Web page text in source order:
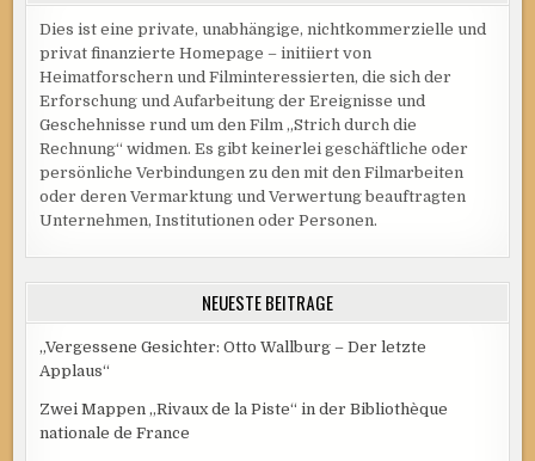
Dies ist eine private, unabhängige, nichtkommerzielle und
privat finanzierte Homepage – initiiert von
Heimatforschern und Filminteressierten, die sich der
Erforschung und Aufarbeitung der Ereignisse und
Geschehnisse rund um den Film „Strich durch die
Rechnung“ widmen. Es gibt keinerlei geschäftliche oder
persönliche Verbindungen zu den mit den Filmarbeiten
oder deren Vermarktung und Verwertung beauftragten
Unternehmen, Institutionen oder Personen.
NEUESTE BEITRÄGE
„Vergessene Gesichter: Otto Wallburg – Der letzte
Applaus“
Zwei Mappen „Rivaux de la Piste“ in der Bibliothèque
nationale de France